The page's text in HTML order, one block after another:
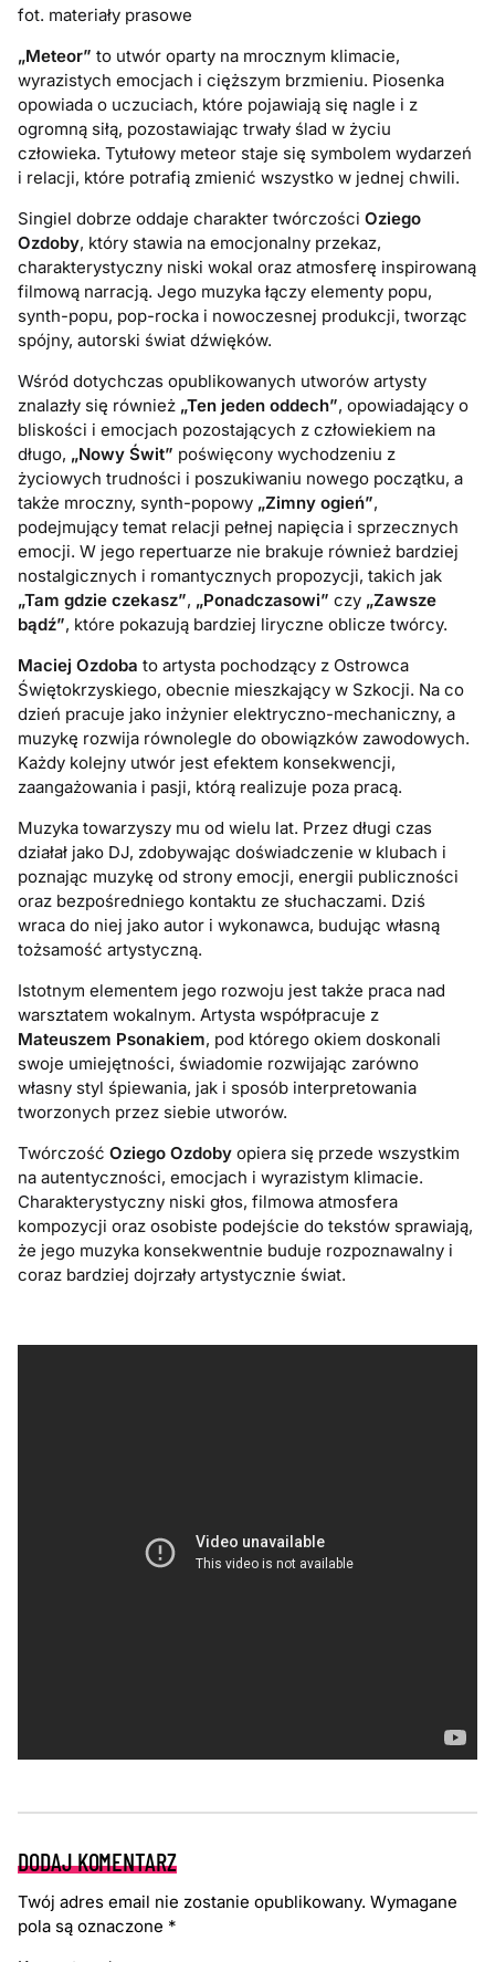
fot. materiały prasowe
„Meteor” to utwór oparty na mrocznym klimacie,
wyrazistych emocjach i cięższym brzmieniu. Piosenka
opowiada o uczuciach, które pojawiają się nagle i z
ogromną siłą, pozostawiając trwały ślad w życiu
człowieka. Tytułowy meteor staje się symbolem wydarzeń
i relacji, które potrafią zmienić wszystko w jednej chwili.
Singiel dobrze oddaje charakter twórczościOziego
Ozdoby, który stawia na emocjonalny przekaz,
charakterystyczny niski wokal oraz atmosferę inspirowaną
filmową narracją. Jego muzyka łączy elementy popu,
synth-popu, pop-rocka i nowoczesnej produkcji, tworząc
spójny, autorski świat dźwięków.
Wśród dotychczas opublikowanych utworów artysty
znalazły się również „Ten jeden oddech”, opowiadający o
bliskości i emocjach pozostających z człowiekiem na
długo, „Nowy Świt” poświęcony wychodzeniu z
życiowych trudności i poszukiwaniu nowego początku, a
także mroczny, synth-popowy „Zimny ogień”,
podejmujący temat relacji pełnej napięcia i sprzecznych
emocji. W jego repertuarze nie brakuje również bardziej
nostalgicznych i romantycznych propozycji, takich jak
„Tam gdzie czekasz”, „Ponadczasowi” czy „Zawsze
bądź”, które pokazują bardziej liryczne oblicze twórcy.
Maciej Ozdoba to artysta pochodzący z Ostrowca
Świętokrzyskiego, obecnie mieszkający w Szkocji. Na co
dzień pracuje jako inżynier elektryczno-mechaniczny, a
muzykę rozwija równolegle do obowiązków zawodowych.
Każdy kolejny utwór jest efektem konsekwencji,
zaangażowania i pasji, którą realizuje poza pracą.
Muzyka towarzyszy mu od wielu lat. Przez długi czas
działał jako DJ, zdobywając doświadczenie w klubach i
poznając muzykę od strony emocji, energii publiczności
oraz bezpośredniego kontaktu ze słuchaczami. Dziś
wraca do niej jako autor i wykonawca, budując własną
tożsamość artystyczną.
Istotnym elementem jego rozwoju jest także praca nad
warsztatem wokalnym. Artysta współpracuje z
Mateuszem Psonakiem, pod którego okiem doskonali
swoje umiejętności, świadomie rozwijając zarówno
własny styl śpiewania, jak i sposób interpretowania
tworzonych przez siebie utworów.
TwórczośćOziego Ozdoby opiera się przede wszystkim
na autentyczności, emocjach i wyrazistym klimacie.
Charakterystyczny niski głos, filmowa atmosfera
kompozycji oraz osobiste podejście do tekstów sprawiają,
że jego muzyka konsekwentnie buduje rozpoznawalny i
coraz bardziej dojrzały artystycznie świat.
DODAJ KOMENTARZ
Twój adres email nie zostanie opublikowany. Wymagane
pola są oznaczone *